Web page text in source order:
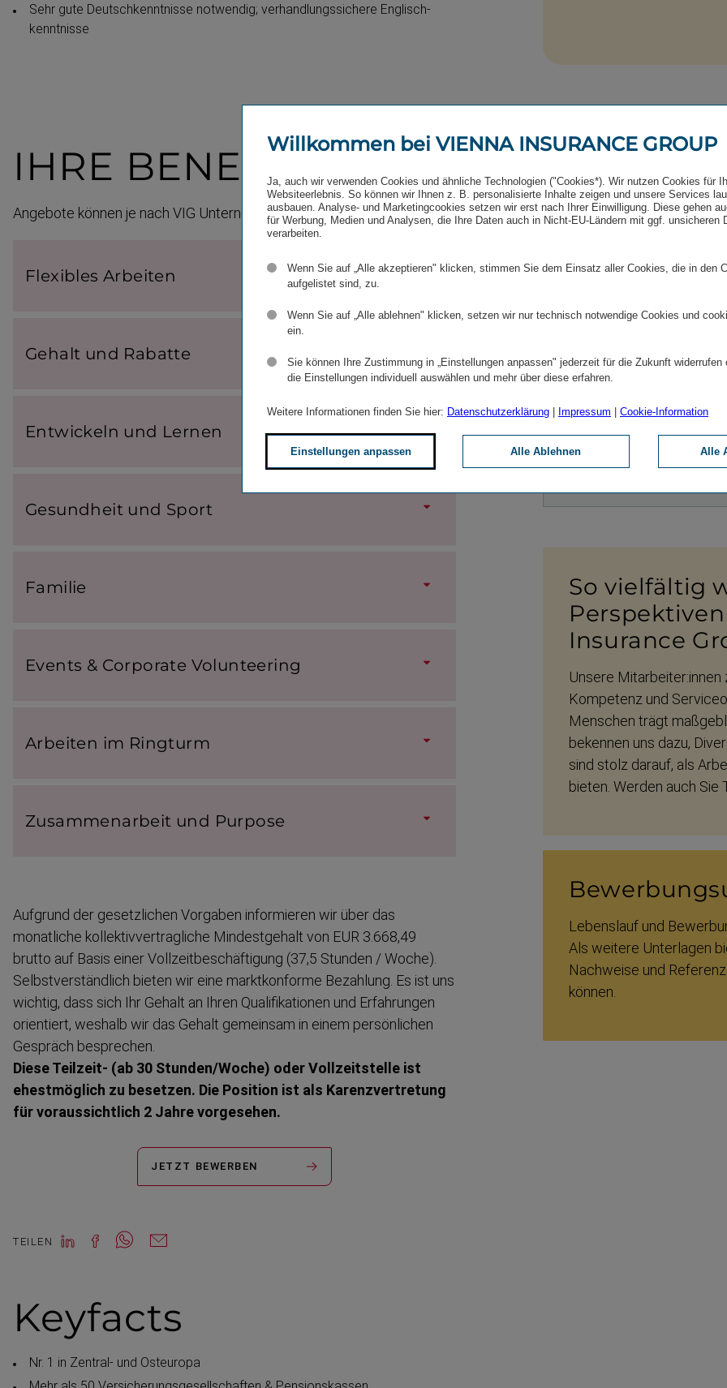
Sehr gute Deutsch­kenntnisse notwendig; verhand­lungs­sichere Englisch­
kenntnisse
IHRE BENEFITS
Angebote können je nach VIG Unternehmen variieren
Flexi­bles Arbeiten
Gehalt und Rabatte
Entwi­ckeln und Lernen
Gesund­heit und Sport
Familie
Events & Corpo­rate Volun­tee­ring
Arbeiten im Ring­turm
Zusam­men­ar­beit und Purpose
Aufgrund der gesetz­lichen Vorgaben informieren wir über das
monatliche kollek­tiv­ver­tragliche Mindest­gehalt von EUR 3.668,49
brutto auf Basis einer Vollzeit­be­schäf­tigung (37,5 Stunden / Woche).
Selbst­ver­ständlich bieten wir eine marktkonforme Bezahlung. Es ist uns
wichtig, dass sich Ihr Gehalt an Ihren Qualifi­ka­tionen und Erfahrungen
orientiert, weshalb wir das Gehalt gemeinsam in einem persön­lichen
Gespräch besprechen.
Diese Teilzeit- (ab 30 Stunden/Woche) oder Vollzeit­stelle ist
ehestmöglich zu besetzen. Die Position ist als Karenz­ver­tretung
für voraus­sichtlich 2 Jahre vorgesehen.
JETZT BEWERBEN
TEILEN
Keyfacts
Nr. 1 in Zentral- und Osteuropa
Wir sehen Vielfalt als
die Vielfalt genauso
Für den vollen
Geben
So viel­fältig
Insurance
Unsere
Kompetenz und
Menschen trägt
bekennen uns dazu,
sind stolz darauf, als
bieten. Werden auch Sie
Lebenslauf und
Als weitere Unterlagen
Nachweise und
können.
Willkommen bei VIENNA INSURANCE GROUP
Ja, auch wir verwenden Cookies und ähnliche Technologien ("Cookies*). Wir nutzen Cookies für
Websiteerlebnis. So können wir Ihnen z. B. personalisierte Inhalte zeigen und unsere Services
ausbauen. Analyse- und Marketingcookies setzen wir erst nach Ihrer Einwilligung. Diese gehen
für Werbung, Medien und Analysen, die Ihre Daten auch in Nicht-EU-Ländern mit ggf. unsicheren
verarbeiten.
Wenn Sie auf „Alle akzeptieren" klicken, stimmen Sie dem Einsatz aller Cookies, die in den
aufgelistet sind, zu.
Wenn Sie auf „Alle ablehnen" klicken, setzen wir nur technisch notwendige Cookies und
ein.
Sie können Ihre Zustimmung in „Einstellungen anpassen" jederzeit für die Zukunft widerrufen
die Einstellungen individuell auswählen und mehr über diese erfahren.
Weitere Informationen finden Sie hier: Datenschutzerklärung | Impressum | Cookie-Information
Einstellungen anpassen Alle Ablehnen Alle